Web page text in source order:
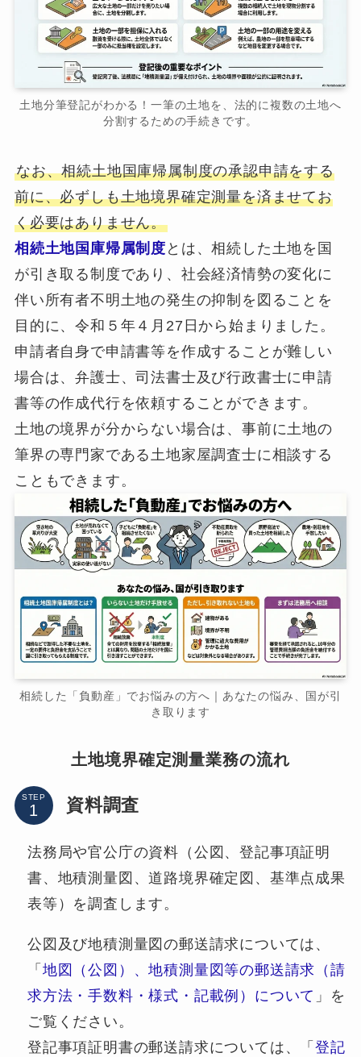
土地分筆登記がわかる！一筆の土地を、法的に複数の土地へ
分割するための手続きです。
なお、相続土地国庫帰属制度の承認申請をする
前に、必ずしも土地境界確定測量を済ませてお
く必要はありません。
相続土地国庫帰属制度 とは、相続した土地を国
が引き取る制度であり、社会経済情勢の変化に
伴い所有者不明土地の発生の抑制を図ることを
目的に、令和５年４月27日から始まりました。
申請者自身で申請書等を作成することが難しい
場合は、弁護士、司法書士及び行政書士に申請
書等の作成代行を依頼することができます。
土地の境界が分からない場合は、事前に土地の
筆界の専門家である土地家屋調査士に相談する
こともできます。
相続した「負動産」でお悩みの方へ｜あなたの悩み、国が引
き取ります
土地境界確定測量業務の流れ
STEP 資料調査
法務局や官公庁の資料（公図、登記事項証明
書、地積測量図、道路境界確定図、基準点成果
表等）を調査します。
公図及び地積測量図の郵送請求については、
「 地図（公図）、地積測量図等の郵送請求（請
求方法・手数料・様式・記載例）について 」を
ご覧ください。
登記事項証明書の郵送請求については、「登記